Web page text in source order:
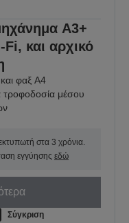
A3+
και αρχικό
φαξ A4
μέσου
στα 3 χρόνια.
εγγύησης εδώ
Σύγκριση